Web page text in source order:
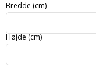
Bredde (cm)
Højde (cm)